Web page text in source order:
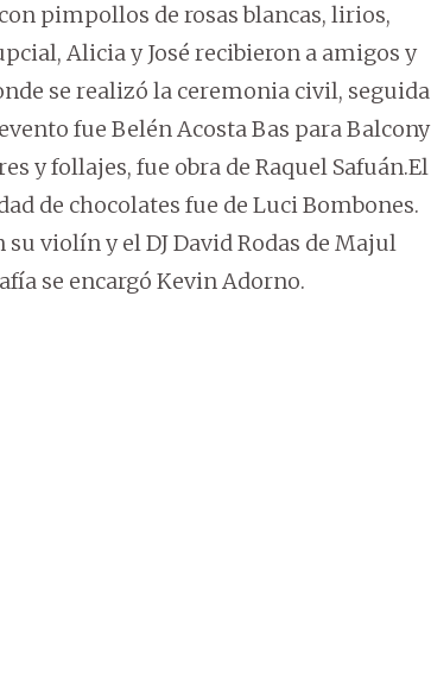
pimpollos de rosas blancas, lirios,
Alicia y José recibieron a amigos y
se realizó la ceremonia civil, seguida
fue Belén Acosta Bas para Balcony
y follajes, fue obra de Raquel Safuán.El
de chocolates fue de Luci Bombones.
violín y el DJ David Rodas de Majul
se encargó Kevin Adorno.